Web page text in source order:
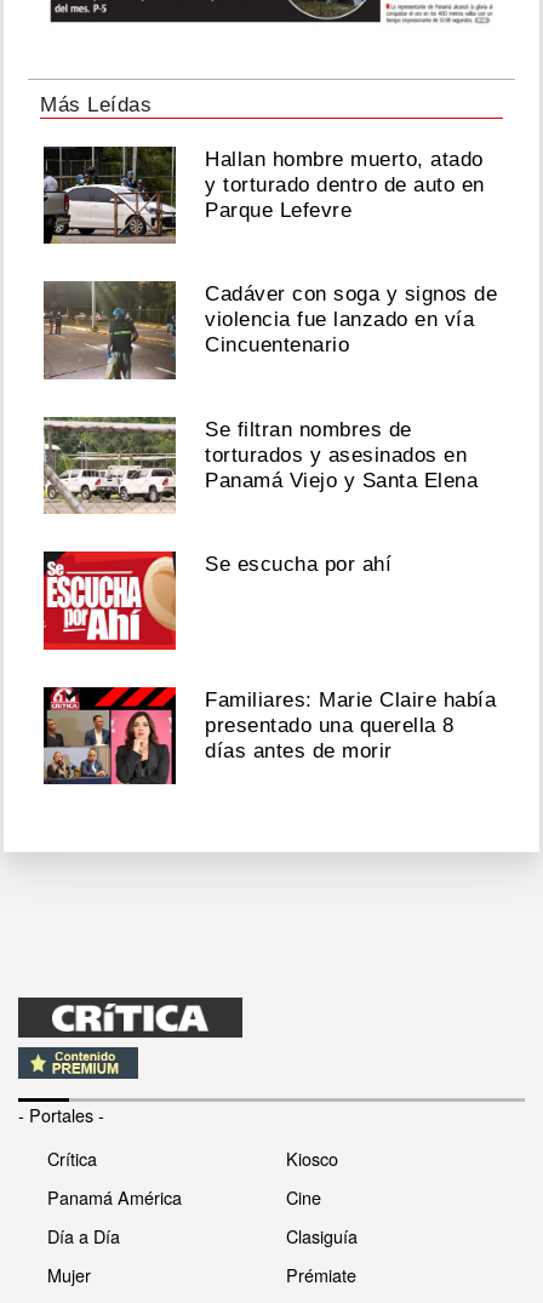
Más Leídas
Hallan hombre muerto, atado
y torturado dentro de auto en
Parque Lefevre
Cadáver con soga y signos de
violencia fue lanzado en vía
Cincuentenario
Se filtran nombres de
torturados y asesinados en
Panamá Viejo y Santa Elena
Se escucha por ahí
Familiares: Marie Claire había
presentado una querella 8
días antes de morir
- Portales -
Crítica
Panamá América
Día a Día
Mujer
Kiosco
Cine
Clasiguía
Prémiate